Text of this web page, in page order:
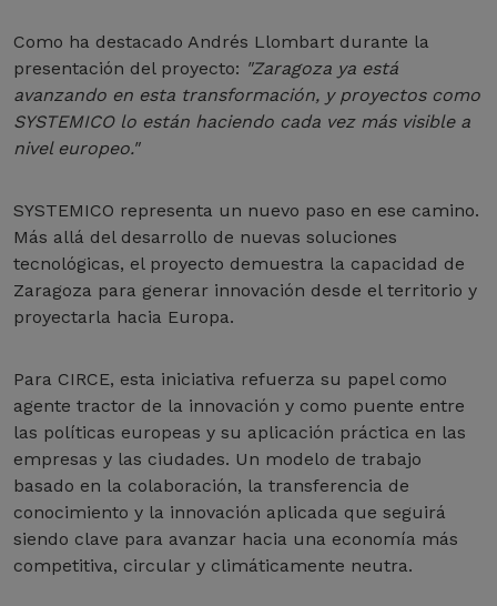
Como ha destacado Andrés Llombart durante la
presentación del proyecto: "Zaragoza ya está
avanzando en esta transformación, y proyectos como
SYSTEMICO lo están haciendo cada vez más visible a
nivel europeo."
SYSTEMICO representa un nuevo paso en ese camino.
Más allá del desarrollo de nuevas soluciones
tecnológicas, el proyecto demuestra la capacidad de
Zaragoza para generar innovación desde el territorio y
proyectarla hacia Europa.
Para CIRCE, esta iniciativa refuerza su papel como
agente tractor de la innovación y como puente entre
las políticas europeas y su aplicación práctica en las
empresas y las ciudades. Un modelo de trabajo
basado en la colaboración, la transferencia de
conocimiento y la innovación aplicada que seguirá
siendo clave para avanzar hacia una economía más
competitiva, circular y climáticamente neutra.